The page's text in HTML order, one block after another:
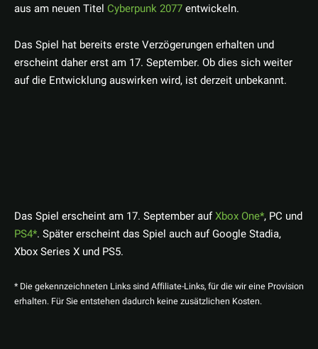
aus am neuen Titel Cyberpunk 2077entwickeln.
Das Spiel hat bereits erste Verzögerungen erhalten und
erscheint daher erst am 17. September. Ob dies sich weiter
auf die Entwicklung auswirken wird, ist derzeit unbekannt.
Das Spiel erscheint am 17. September aufXbox One , PC und
PS4 . Später erscheint das Spiel auch auf Google Stadia,
Xbox Series X und PS5.
* Die gekennzeichneten Links sind Affiliate-Links, für die wir eine Provision
erhalten. Für Sie entstehen dadurch keine zusätzlichen Kosten.